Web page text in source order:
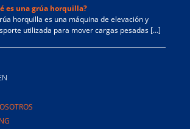
es una grúa horquilla?
horquilla es una máquina de elevación y
utilizada para mover cargas pesadas […]